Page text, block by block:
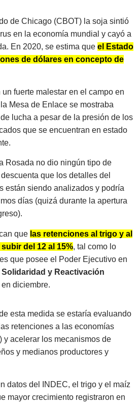
de Chicago (CBOT) la soja sintió
en la economía mundial y cayó a
En 2020, se estima que el Estado
de dólares en concepto de
fuerte malestar en el campo en
Mesa de Enlace se mostraba
lucha a pesar de la presión de los
que se encuentran en estado
Rosada no dio ningún tipo de
que los detalles del
están siendo analizados y podría
días (quizá durante la apertura
que las retenciones al trigo y al
del 12 al 15%, tal como lo
que posee el Poder Ejecutivo en
Solidaridad y Reactivación
diciembre.
esta medida se estaría evaluando
retenciones a las economías
y acelerar los mecanismos de
y medianos productores y
datos del INDEC, el trigo y el maíz
mayor crecimiento registraron en